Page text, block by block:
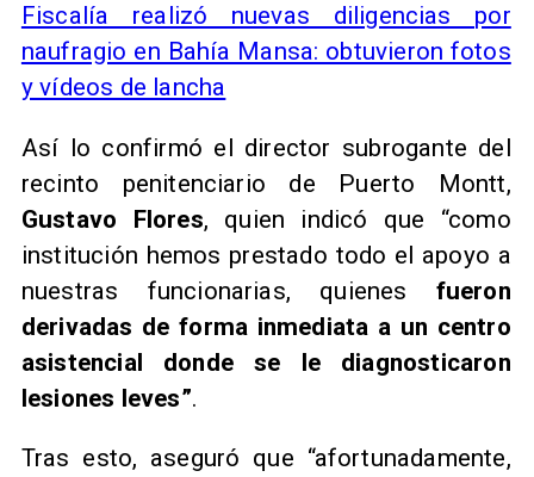
Fiscalía realizó nuevas diligencias por
naufragio en Bahía Mansa: obtuvieron fotos
y vídeos de lancha
Así lo confirmó el director subrogante del
recinto penitenciario de Puerto Montt,
Gustavo Flores, quien indicó que “como
institución hemos prestado todo el apoyo a
nuestras funcionarias, quienes fueron
derivadas de forma inmediata a un centro
asistencial donde se le diagnosticaron
lesiones leves”.
Tras esto, aseguró que “afortunadamente,